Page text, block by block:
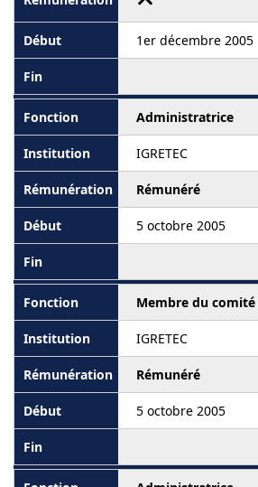
1er décembre 2005
Administratrice
IGRETEC
Rémunéré
5 octobre 2005
Membre du
IGRETEC
Rémunéré
5 octobre 2005